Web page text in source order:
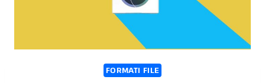
FORMATI FILE